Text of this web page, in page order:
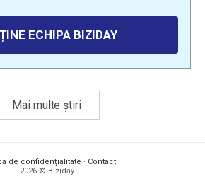
ECHIPA BIZIDAY
Mai multe știri
de confidențialitate · Contact
2026 © Biziday